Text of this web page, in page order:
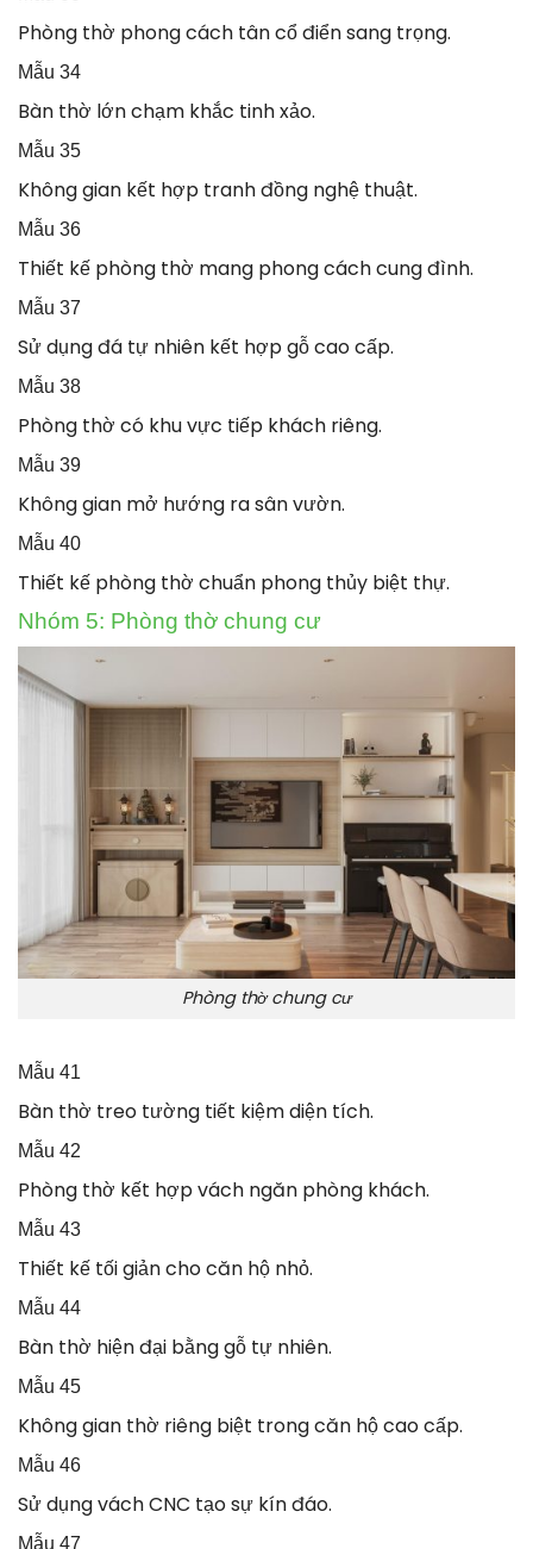
Phòng thờ phong cách tân cổ điển sang trọng.
Mẫu 34
Bàn thờ lớn chạm khắc tinh xảo.
Mẫu 35
Không gian kết hợp tranh đồng nghệ thuật.
Mẫu 36
Thiết kế phòng thờ mang phong cách cung đình.
Mẫu 37
Sử dụng đá tự nhiên kết hợp gỗ cao cấp.
Mẫu 38
Phòng thờ có khu vực tiếp khách riêng.
Mẫu 39
Không gian mở hướng ra sân vườn.
Mẫu 40
Thiết kế phòng thờ chuẩn phong thủy biệt thự.
Nhóm 5: Phòng thờ chung cư
Phòng thờ chung cư
Mẫu 41
Bàn thờ treo tường tiết kiệm diện tích.
Mẫu 42
Phòng thờ kết hợp vách ngăn phòng khách.
Mẫu 43
Thiết kế tối giản cho căn hộ nhỏ.
Mẫu 44
Bàn thờ hiện đại bằng gỗ tự nhiên.
Mẫu 45
Không gian thờ riêng biệt trong căn hộ cao cấp.
Mẫu 46
Sử dụng vách CNC tạo sự kín đáo.
Mẫu 47